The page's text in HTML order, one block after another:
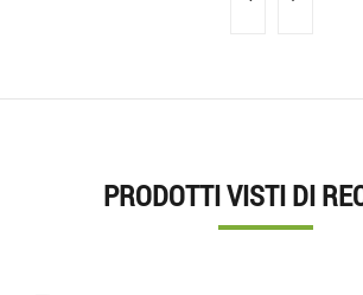
PRODOTTI VISTI DI